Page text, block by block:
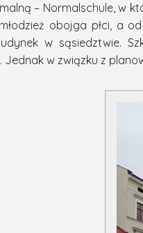
– Normalschule, w
obojga płci, a
w sąsiedztwie.
Jednak w związku z